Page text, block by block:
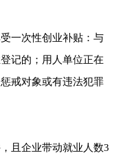
一次性创业补贴：与
记的；用人单位正在
戒对象或有违法犯罪
且企业带动就业人数3